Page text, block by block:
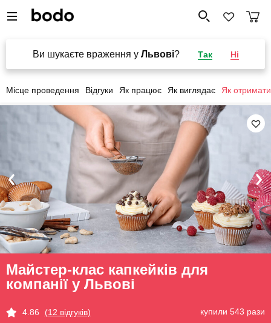
Ви шукаєте враження у Львові? Так Ні
Місце проведення Відгуки Як працює Як виглядає Як отримати
Майстер-клас капкейків для
компанії у Львові
4.86 (12 відгуків) купили 543 рази